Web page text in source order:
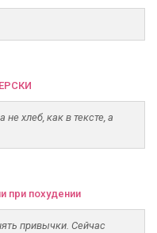
хлеб, как в тексте, а
при похудении
привычки. Сейчас